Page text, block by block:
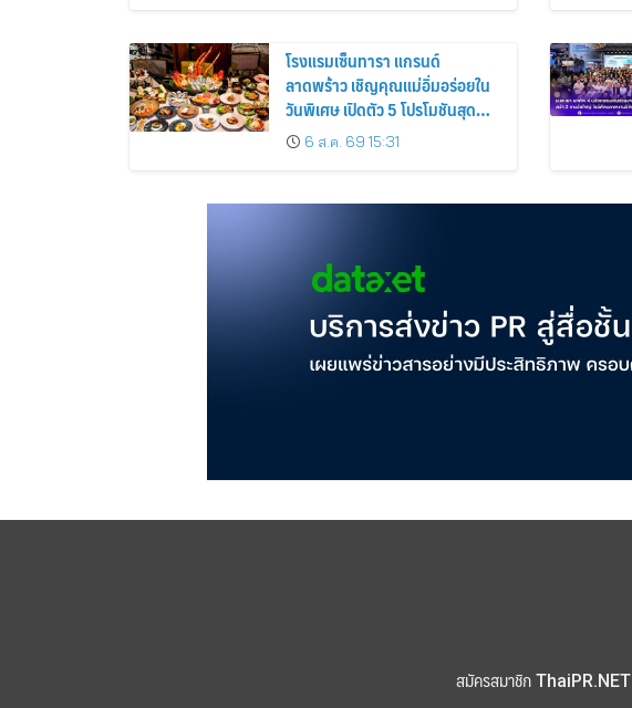
โรงแรมเซ็นทารา แกรนด์
ลาดพร้าว เชิญคุณแม่อิ่มอร่อยใน
วันพิเศษ เปิดตัว 5 โปรโมชันสุด
เอ็กซ์คลูซีฟฉลองวันแม่แห่งชาติ
6 ส.ค. 69 15:31
สมัครสมาชิก ThaiPR.NET